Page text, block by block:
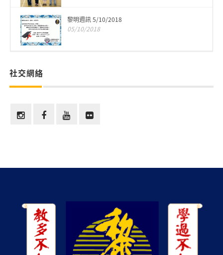
黎明週訊 5/10/2018
05/10/2018
社交網絡